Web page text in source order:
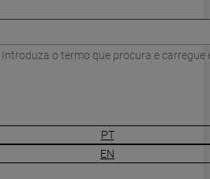
o termo que procura e carregue
PT
EN